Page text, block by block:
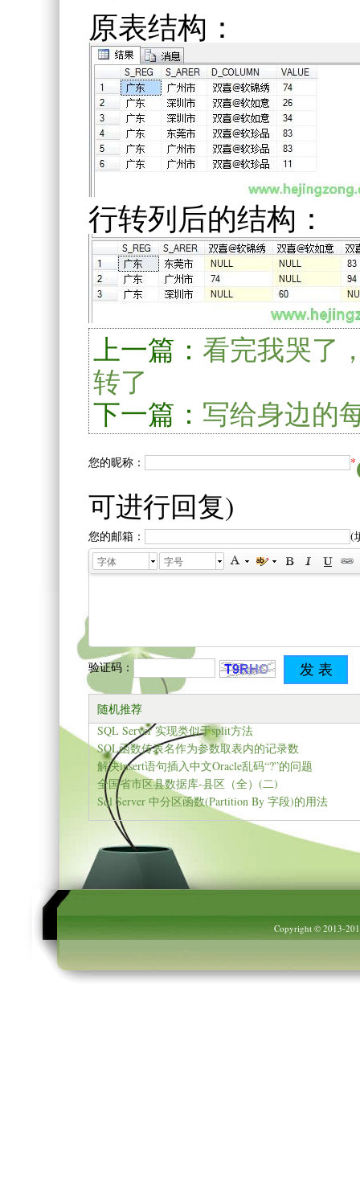
原表结构：
行转列后的结构：
上一篇： 看完我哭了
转了
下一篇： 写给身边的
您的昵称： *
可进行回复)
您的邮箱： (
字体 字号
验证码：
随机推荐
SQL Server 实现类似于split方法
SQL函数传表名作为参数取表内的记录数
解决insert语句插入中文Oracle乱码“?”的问题
全国省市区县数据库-县区（全）(二)
Sql Server 中分区函数(Partition By 字段)的用法
Copyright © 2013-